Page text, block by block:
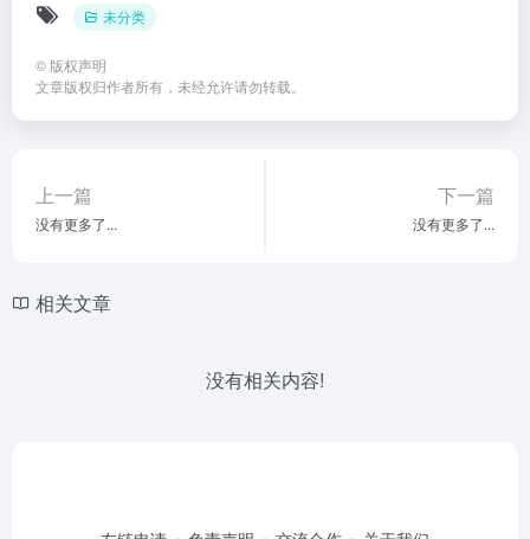
未分类
© 版权声明
文章版权归作者所有，未经允许请勿转载。
上一篇
没有更多了...
下一篇
没有更多了...
相关文章
没有相关内容!